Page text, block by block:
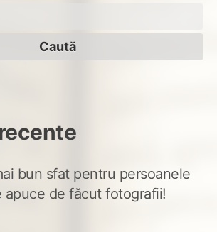
bun sfat pentru persoanele
apuce de făcut fotografii!